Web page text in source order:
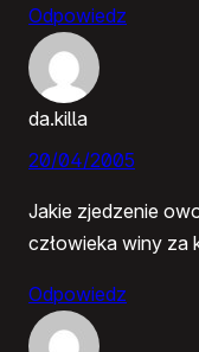
Odpowiedz
da.killa
20/04/2005
Jakie zjedzenie
człowieka winy za
Odpowiedz